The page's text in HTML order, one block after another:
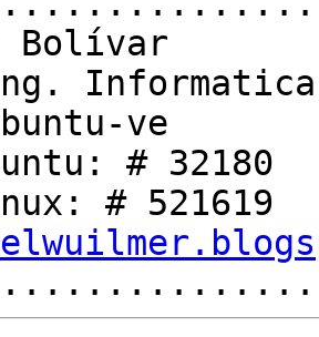
Bolívar
Ubuntu-ve
#
#